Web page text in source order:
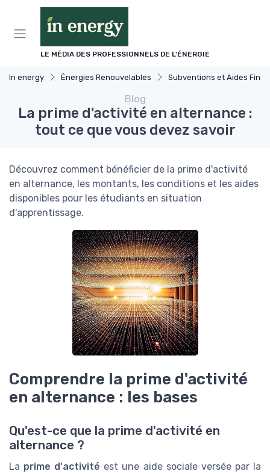
LE MÉDIA DES PROFESSIONNELS DE L'ÉNERGIE
In energy Énergies Renouvelables Subventions et Aides Financières
Blog
La prime d'activité en alternance :
tout ce que vous devez savoir
Découvrez comment bénéficier de la prime d'activité
en alternance, les montants, les conditions et les aides
disponibles pour les étudiants en situation
d'apprentissage.
Comprendre la prime d'activité
en alternance : les bases
Qu'est-ce que la prime d'activité en
alternance ?
La prime d'activité est une aide sociale versée par la
Panneau de gestion des cookies